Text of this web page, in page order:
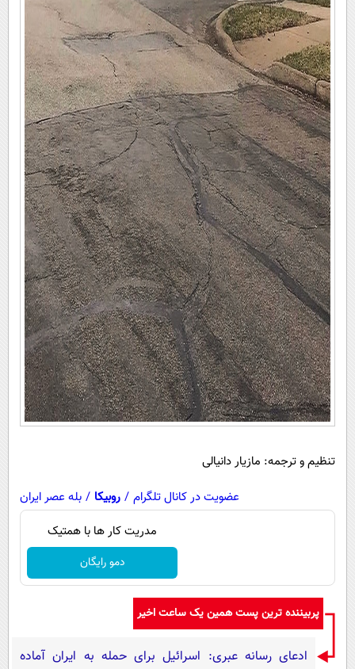
تنظیم و ترجمه: مازیار دانیالی
عضویت در کانال تلگرام / روبیکا / بله عصر ایران
مدریت کار ها با همتیک
دمو رایگان
پربیننده ترین پست همین یک ساعت اخیر
ادعای رسانه عبری: اسرائیل برای حمله به ایران آماده